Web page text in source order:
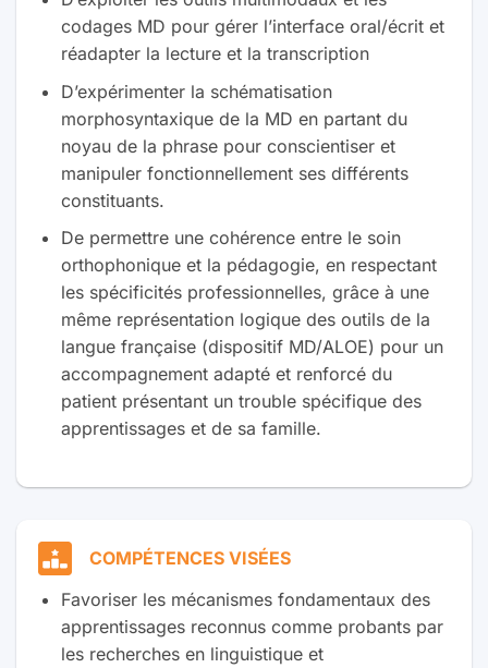
codages MD pour gérer l’interface oral/écrit et
réadapter la lecture et la transcription
D’expérimenter la schématisation
morphosyntaxique de la MD en partant du
noyau de la phrase pour conscientiser et
manipuler fonctionnellement ses différents
constituants.
De permettre une cohérence entre le soin
orthophonique et la pédagogie, en respectant
les spécificités professionnelles, grâce à une
même représentation logique des outils de la
langue française (dispositif MD/ALOE) pour un
accompagnement adapté et renforcé du
patient présentant un trouble spécifique des
apprentissages et de sa famille.
COMPÉTENCES VISÉES
Favoriser les mécanismes fondamentaux des
apprentissages reconnus comme probants par
les recherches en linguistique et